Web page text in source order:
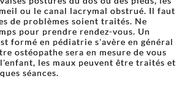
ou le canal lacrymal obstrué. Il faut
de problèmes soient traités. Ne
pour prendre rendez-vous. Un
formé en pédiatrie s'avère en général
ostéopathe sera en mesure de vous
les maux peuvent être traités et
séances.